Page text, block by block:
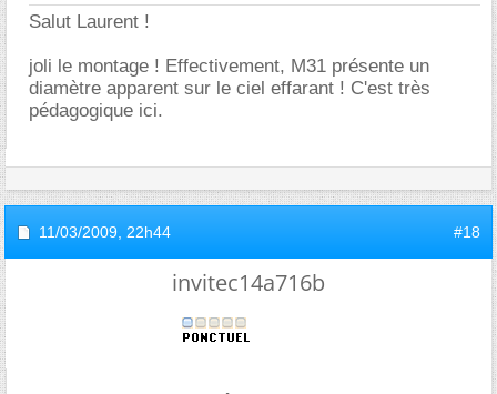
Salut Laurent !
joli le montage ! Effectivement, M31 présente un
diamètre apparent sur le ciel effarant ! C'est très
pédagogique ici.
11/03/2009, 22h44 #18
invitec14a716b